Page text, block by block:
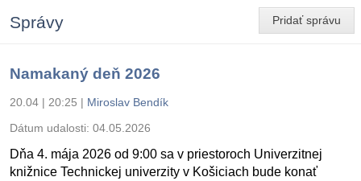
Pridať správu
Správy
Namakaný deň 2026
20.04 | 20:25 | Miroslav Bendík
Dátum udalosti: 04.05.2026
Dňa 4. mája 2026 od 9:00 sa v priestoroch Univerzitnej
knižnice Technickej univerzity v Košiciach bude konať